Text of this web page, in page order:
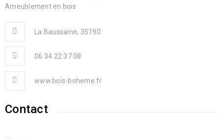
Ameublement en bois
La Baussaine, 35190
06 34 22 37 08
www.bois-boheme.fr
Contact